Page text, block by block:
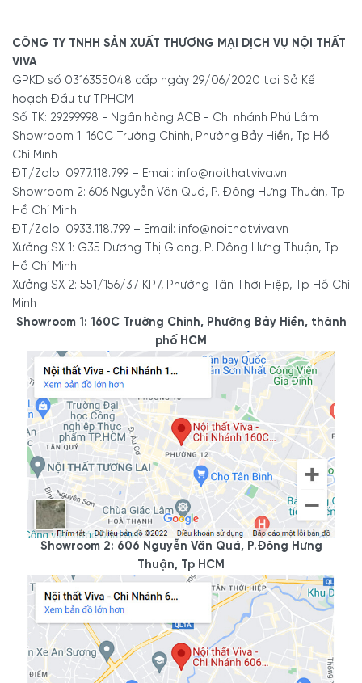
- Showroom 1: 160C Trường Chinh, P.12, Q.Tân Bình, Tp.HCM
- Showroom 2: 606 Nguyễn Văn Quá, P.Đông Hưng Thuận,
Q.12
- Điện thoại: 0977.118.799 - 0933.118.799 - 0922.118.799
- Email:info@noithatviva.vn
- Website: https://noithatviva.vn
- Fanpage:https://www.facebook.com/noithatviva.vn
- TikTok: https://www.tiktok.com/@noithatviva.vn
- Youtube: https://www.youtube.com/@noithatviva
- Showroom 1:
Hồ Chí Minh
0977.118.799
- Showroom 2: 606 Nguyễn Văn Quá, P. Đông Hưng
Thuận, Tp Hồ Chí Minh
- Hotline/Zalo: 0933.118.799
- Xưởng SX:
83/10 Dương Thị Giang, P. Đông Hưng
Thuận, Tp. Hồ Chí Minh
- Hotline/Zalo: 0933.118.799
CÔNG TY TNHH SẢN XUẤT THƯƠNG MẠI DỊCH VỤ NỘI THẤT
VIVA
GPKD số 0316355048 cấp ngày 29/06/2020 tại Sở Kế
hoạch Đầu tư TPHCM
Số TK: 29299998 - Ngân hàng ACB - Chi nhánh Phú Lâm
Showroom 1: 160C Trường Chinh, Phường Bảy Hiền, Tp Hồ
Chí Minh
ĐT/Zalo: 0977.118.799 – Email: info@noithatviva.vn
Showroom 2: 606 Nguyễn Văn Quá, P. Đông Hưng Thuận, Tp
Hồ Chí Minh
ĐT/Zalo: 0933.118.799 – Email: info@noithatviva.vn
Xưởng SX 1: G35 Dương Thị Giang, P. Đông Hưng Thuận, Tp
Hồ Chí Minh
Xưởng SX 2: 551/156/37 KP7, Phường Tân Thới Hiệp, Tp Hồ Chí
Minh
Showroom 1: 160C Trường Chinh, Phường Bảy Hiền, thành
phố HCM
Showroom 2: 606 Nguyễn Văn Quá, P.Đông Hưng
Thuận, Tp HCM